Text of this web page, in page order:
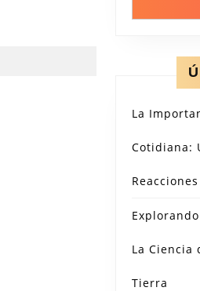
La
Cotidiana:
Reacciones
La Ciencia
Tierra